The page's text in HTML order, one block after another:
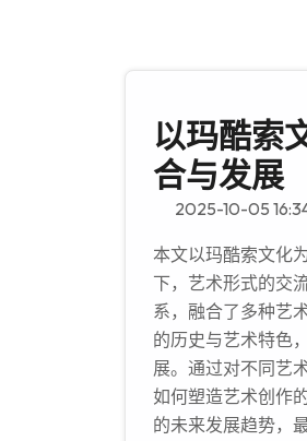
以玛酷索
合与发展
2025-10-05
本文以玛酷索文化
下，艺术形式的交
系，融合了多种艺
的历史与艺术特色
展。通过对不同艺
如何塑造艺术创作
的未来发展趋势，